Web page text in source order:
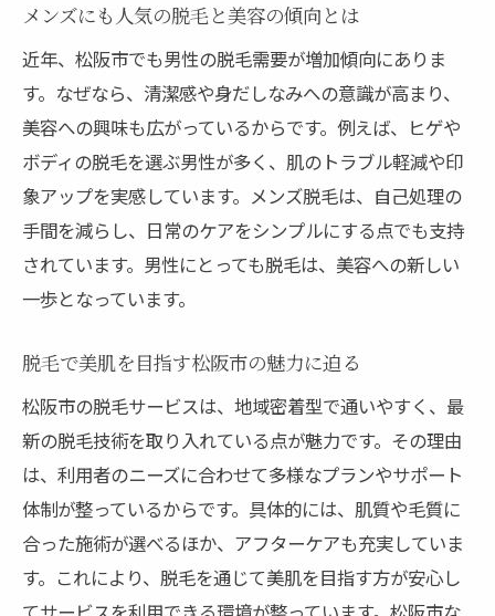
最新技術で進化する脱毛美容トレンド解説
松阪市で話題のメンズ脱毛最新動向
脱毛業界の最新美容ニュースをピックアッ
プ
松阪市発の脱毛トレンドと今後の展望
美容意識が高まる脱毛サービスの革新
自分に合う脱毛法で美肌を目指す方法
自分に合う脱毛法で理想の美肌を実現
脱毛で美肌を目指すためのポイント解説
肌質や悩みに合わせた脱毛法の選び方
脱毛経験者が語る美肌への近道とは
脱毛と美容を両立させるベストプラクティ
ス
メンズにも人気の脱毛と美容の傾向とは
近年、松阪市でも男性の脱毛需要が増加傾向にありま
す。なぜなら、清潔感や身だしなみへの意識が高まり、
美容への興味も広がっているからです。例えば、ヒゲや
ボディの脱毛を選ぶ男性が多く、肌のトラブル軽減や印
象アップを実感しています。メンズ脱毛は、自己処理の
手間を減らし、日常のケアをシンプルにする点でも支持
されています。男性にとっても脱毛は、美容への新しい
一歩となっています。
脱毛で美肌を目指す松阪市の魅力に迫る
松阪市の脱毛サービスは、地域密着型で通いやすく、最
新の脱毛技術を取り入れている点が魅力です。その理由
は、利用者のニーズに合わせて多様なプランやサポート
体制が整っているからです。具体的には、肌質や毛質に
合った施術が選べるほか、アフターケアも充実していま
す。これにより、脱毛を通じて美肌を目指す方が安心し